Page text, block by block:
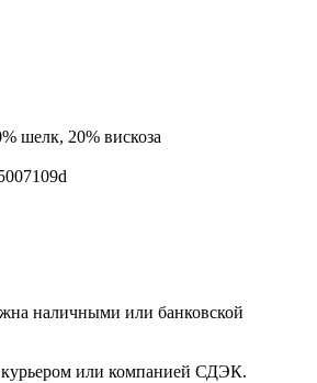
шелк, 20% вискоза
наличными или банковской
курьером или компанией СДЭК.